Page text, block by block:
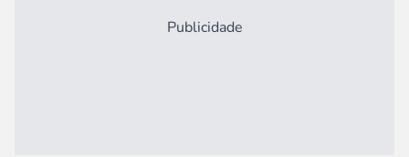
Publicidade